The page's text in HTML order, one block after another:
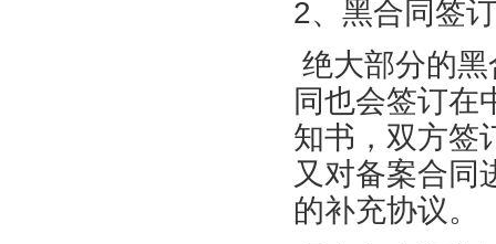
2、黑合同签
绝大部分的
同也会签订在
知书，双方签
又对备案合同
的补充协议。